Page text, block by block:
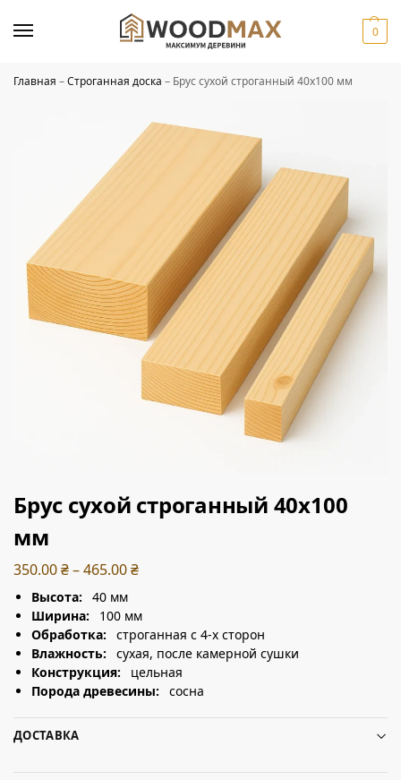
0
Главная –Строганная доска – Брус сухой строганный 40х100 мм
Брус сухой строганный 40х100
мм
350.00₴–465.00₴
Высота: 40 мм
Ширина: 100 мм
Обработка: строганная с 4-х сторон
Влажность: сухая, после камерной сушки
Конструкция: цельная
Порода древесины: сосна
ДОСТАВКА